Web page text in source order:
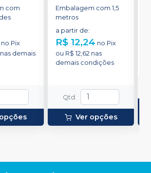
com
no Pix
nas demais
Embalagem com 1,5
metros
a partir de:
R$ 12,24 no Pix
ou R$ 12,62 nas
demais condições
Qtd:
Ver opções